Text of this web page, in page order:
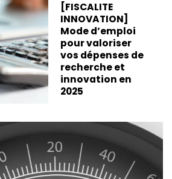
[FISCALITE
INNOVATION]
Mode d’emploi
pour valoriser
vos dépenses de
recherche et
innovation en
2025